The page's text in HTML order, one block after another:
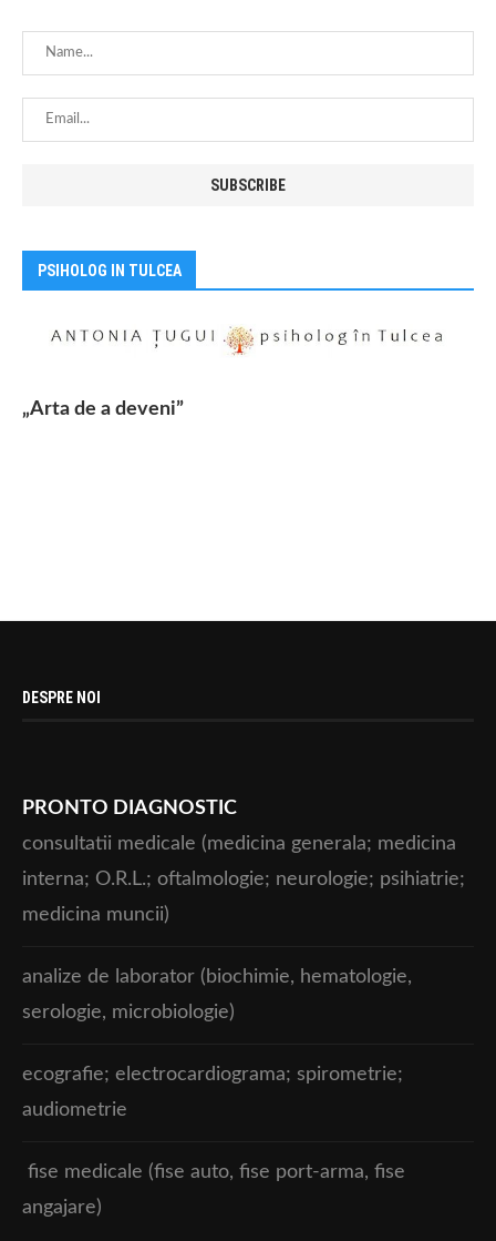
PSIHOLOG IN TULCEA
„Arta de a deveni”
DESPRE NOI
PRONTO DIAGNOSTIC
consultatii medicale (medicina generala; medicina
interna; O.R.L.; oftalmologie; neurologie; psihiatrie;
medicina muncii)
analize de laborator (biochimie, hematologie,
serologie, microbiologie)
ecografie; electrocardiograma; spirometrie;
audiometrie
fise medicale (fise auto, fise port-arma, fise
angajare)